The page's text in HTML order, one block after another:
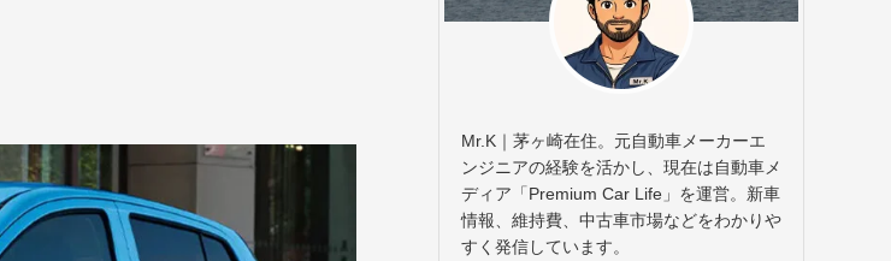
Mr.K｜茅ヶ崎在住。元自動車メーカーエ
ンジニアの経験を活かし、現在は自動車メ
ディア「Premium Car Life」を運営。新車
情報、維持費、中古車市場などをわかりや
すく発信しています。